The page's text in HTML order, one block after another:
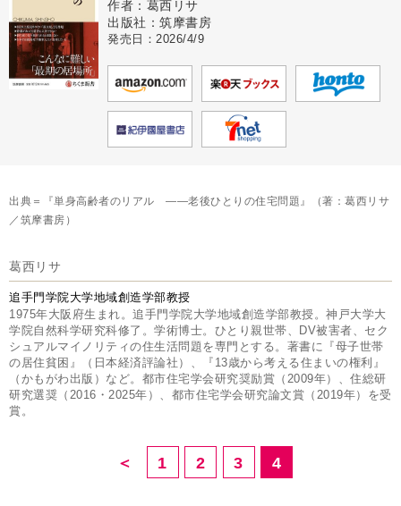
作者：葛西リサ
出版社：筑摩書房
発売日：2026/4/9
出典＝『単身高齢者のリアル ――老後ひとりの住宅問題』（著：葛西リサ
／筑摩書房）
葛西リサ
追手門学院大学地域創造学部教授
1975年大阪府生まれ。追手門学院大学地域創造学部教授。神戸大学大
学院自然科学研究科修了。学術博士。ひとり親世帯、DV被害者、セク
シュアルマイノリティの住生活問題を専門とする。著書に『母子世帯
の居住貧困』（日本経済評論社）、『13歳から考える住まいの権利』
（かもがわ出版）など。都市住宅学会研究奨励賞（2009年）、住総研
研究選奨（2016・2025年）、都市住宅学会研究論文賞（2019年）を受
賞。
＜ 1 2 3 4